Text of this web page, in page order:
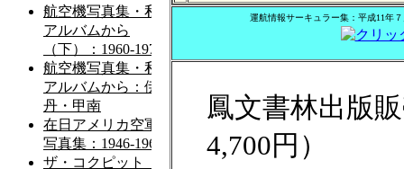
運航情報サーキュラー集：平成11年
鳳文書林出版
4,700円）